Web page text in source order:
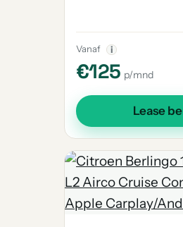
Vanaf i
€125 p/mnd
Lease